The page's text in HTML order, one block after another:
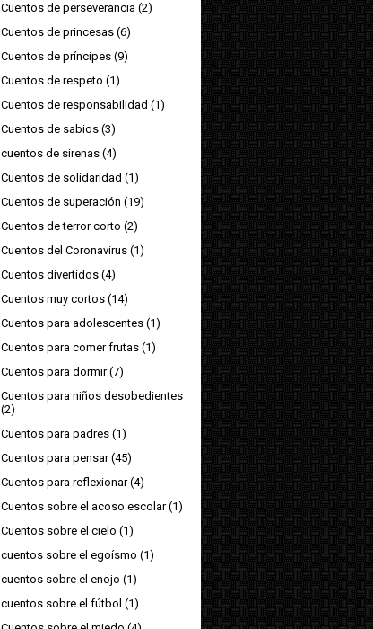
Cuentos de perseverancia (2)
Cuentos de princesas (6)
Cuentos de príncipes (9)
Cuentos de respeto (1)
Cuentos de responsabilidad (1)
Cuentos de sabios (3)
cuentos de sirenas (4)
Cuentos de solidaridad (1)
Cuentos de superación (19)
Cuentos de terror corto (2)
Cuentos del Coronavirus (1)
Cuentos divertidos (4)
Cuentos muy cortos (14)
Cuentos para adolescentes (1)
Cuentos para comer frutas (1)
Cuentos para dormir (7)
Cuentos para niños desobedientes
(2)
Cuentos para padres (1)
Cuentos para pensar (45)
Cuentos para reflexionar (4)
Cuentos sobre el acoso escolar (1)
Cuentos sobre el cielo (1)
cuentos sobre el egoísmo (1)
cuentos sobre el enojo (1)
cuentos sobre el fútbol (1)